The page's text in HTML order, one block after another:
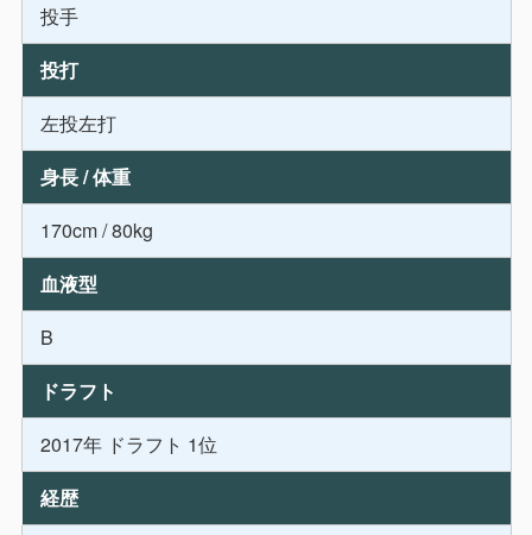
投手
投打
左投左打
身長 / 体重
170cm / 80kg
血液型
B
ドラフト
2017年 ドラフト 1位
経歴